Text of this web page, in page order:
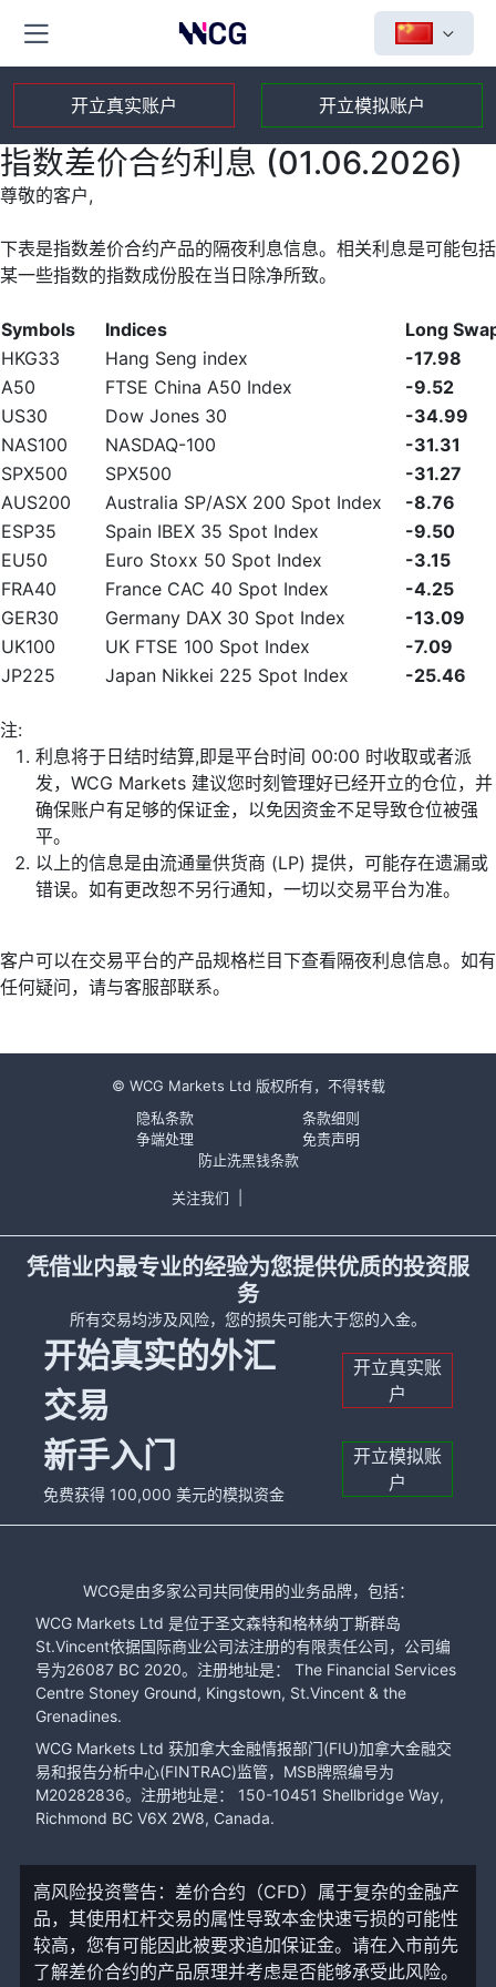
开立真实账户 开立模拟账户
指数差价合约利息 (01.06.2026)
尊敬的客户,
下表是指数差价合约产品的隔夜利息信息。相关利息是可能包括
某一些指数的指数成份股在当日除净所致。
Symbols Indices
Long
HKG33
Hang Seng index
-17.98
A50
FTSE China A50 Index
-9.52
US30
Dow Jones 30
-34.99
NAS100
NASDAQ-100
-31.31
SPX500
SPX500
-31.27
AUS200
Australia SP/ASX 200 Spot Index
-8.76
ESP35
Spain IBEX 35 Spot Index
-9.50
EU50
Euro Stoxx 50 Spot Index
-3.15
FRA40
France CAC 40 Spot Index
-4.25
GER30
Germany DAX 30 Spot Index
-13.09
UK100
UK FTSE 100 Spot Index
-7.09
JP225
Japan Nikkei 225 Spot Index -25.46
注:
利息将于日结时结算,即是平台时间 00:00 时收取或者派
发，WCG Markets 建议您时刻管理好已经开立的仓位，并
确保账户有足够的保证金，以免因资金不足导致仓位被强
平。
以上的信息是由流通量供货商 (LP) 提供，可能存在遗漏或
错误。如有更改恕不另行通知，一切以交易平台为准。
客户可以在交易平台的产品规格栏目下查看隔夜利息信息。如有
任何疑问，请与客服部联系。
© WCG Markets Ltd 版权所有，不得转载
隐私条款
条款细则
争端处理
免责声明
防止洗黑钱条款
关注我们
凭借业内最专业的经验为您提供优质的投资服
务
所有交易均涉及风险，您的损失可能大于您的入金。
开始真实的外汇
交易
开立真实账
户
新手入门
免费获得 100,000 美元的模拟资金
开立模拟账
户
WCG是由多家公司共同使用的业务品牌，包括：
WCG Markets Ltd 是位于圣文森特和格林纳丁斯群岛
St.Vincent依据国际商业公司法注册的有限责任公司，公司编
号为26087 BC 2020。注册地址是： The Financial Services
Centre Stoney Ground, Kingstown, St.Vincent & the
Grenadines.
WCG Markets Ltd 获加拿大金融情报部门(FIU)加拿大金融交
易和报告分析中心(FINTRAC)监管，MSB牌照编号为
M20282836。注册地址是： 150-10451 Shellbridge Way,
Richmond BC V6X 2W8, Canada.
高风险投资警告：差价合约（CFD）属于复杂的金融产
品，其使用杠杆交易的属性导致本金快速亏损的可能性
较高，您有可能因此被要求追加保证金。请在入市前先
了解差价合约的产品原理并考虑是否能够承受此风险。